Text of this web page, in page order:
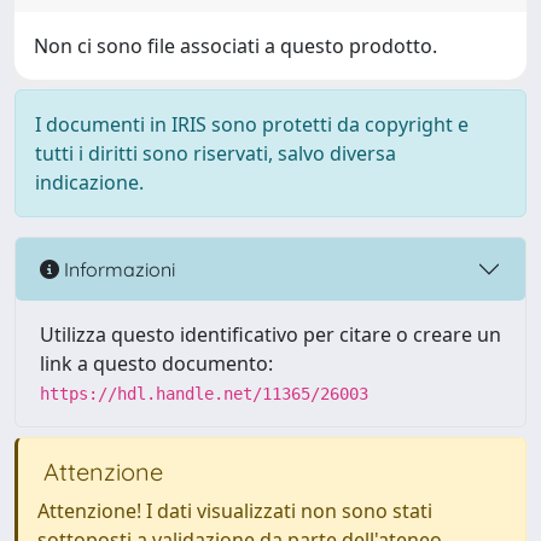
Non ci sono file associati a questo prodotto.
I documenti in IRIS sono protetti da copyright e
tutti i diritti sono riservati, salvo diversa
indicazione.
Informazioni
Utilizza questo identificativo per citare o creare un
link a questo documento:
https://hdl.handle.net/11365/26003
Attenzione
Attenzione! I dati visualizzati non sono stati